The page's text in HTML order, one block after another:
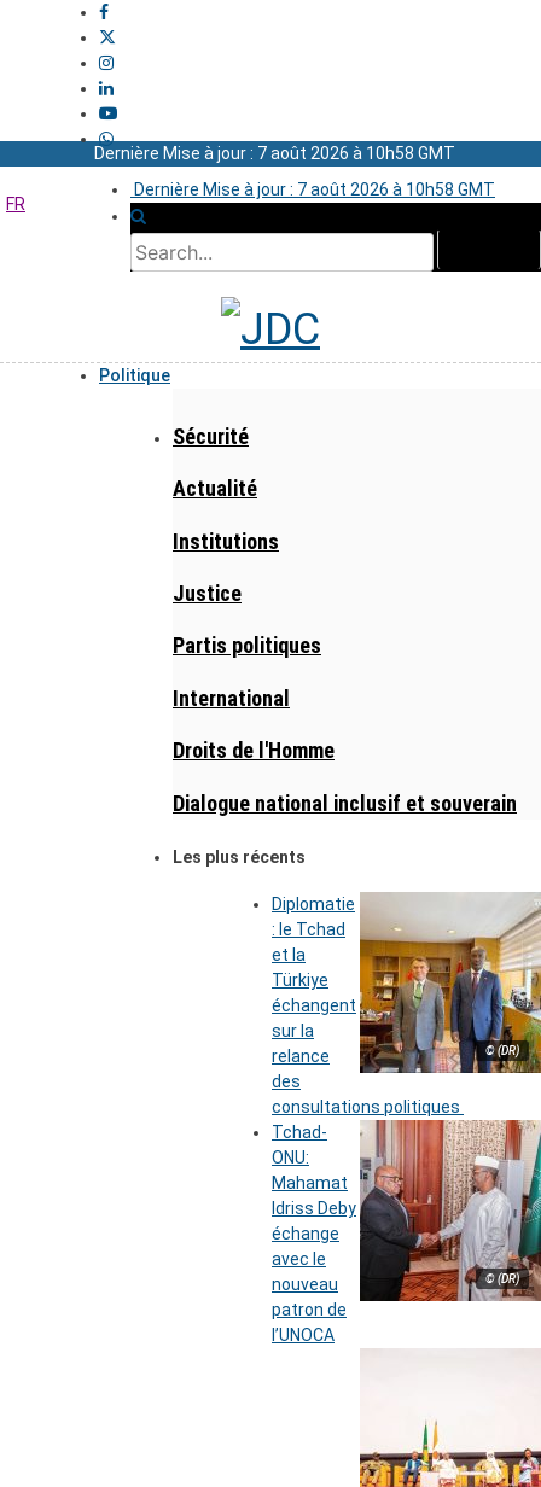
Dernière Mise à jour : 7 août 2026 à 10h58 GMT
Dernière Mise à jour : 7 août 2026 à 10h58 GMT
FR
Politique
Sécurité
Actualité
Institutions
Justice
Partis politiques
International
Droits de l'Homme
Dialogue national inclusif et souverain
Les plus récents
© (DR)
Diplomatie
: le Tchad
et la
Türkiye
échangent
sur la
relance
des
consultations politiques
© (DR)
Tchad-
ONU:
Mahamat
Idriss Deby
échange
avec le
nouveau
patron de
l’UNOCA